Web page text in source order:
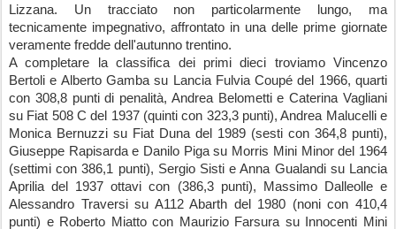
Lizzana. Un tracciato non particolarmente lungo, ma
tecnicamente impegnativo, affrontato in una delle prime giornate
veramente fredde dell'autunno trentino.
A completare la classifica dei primi dieci troviamo Vincenzo
Bertoli e Alberto Gamba su Lancia Fulvia Coupé del 1966, quarti
con 308,8 punti di penalità, Andrea Belometti e Caterina Vagliani
su Fiat 508 C del 1937 (quinti con 323,3 punti), Andrea Malucelli e
Monica Bernuzzi su Fiat Duna del 1989 (sesti con 364,8 punti),
Giuseppe Rapisarda e Danilo Piga su Morris Mini Minor del 1964
(settimi con 386,1 punti), Sergio Sisti e Anna Gualandi su Lancia
Aprilia del 1937 ottavi con (386,3 punti), Massimo Dalleolle e
Alessandro Traversi su A112 Abarth del 1980 (noni con 410,4
punti) e Roberto Miatto con Maurizio Farsura su Innocenti Mini